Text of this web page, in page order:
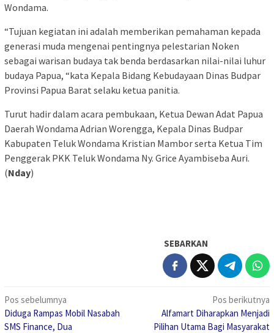
Wondama.
“Tujuan kegiatan ini adalah memberikan pemahaman kepada
generasi muda mengenai pentingnya pelestarian Noken
sebagai warisan budaya tak benda berdasarkan nilai-nilai luhur
budaya Papua, “kata Kepala Bidang Kebudayaan Dinas Budpar
Provinsi Papua Barat selaku ketua panitia.
Turut hadir dalam acara pembukaan, Ketua Dewan Adat Papua
Daerah Wondama Adrian Worengga, Kepala Dinas Budpar
Kabupaten Teluk Wondama Kristian Mambor serta Ketua Tim
Penggerak PKK Teluk Wondama Ny. Grice Ayambiseba Auri.
(Nday)
SEBARKAN
Navigasi
pos
Pos sebelumnya
Diduga Rampas Mobil Nasabah
SMS Finance, Dua
Pos berikutnya
Alfamart Diharapkan Menjadi
Pilihan Utama Bagi Masyarakat